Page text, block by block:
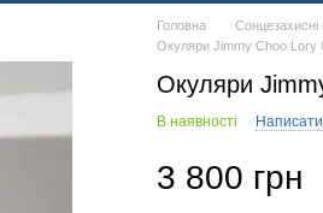
Головна Сонцезахисні
Окуляри Jimmy Choo Lory
Окуляри
В наявності Написати
3 800 грн